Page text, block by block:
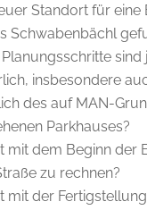
Standort für eine
Schwabenbächl
sind
insbesondere
des auf MAN-
Parkhauses?
mit dem Beginn der
zu rechnen?
mit der